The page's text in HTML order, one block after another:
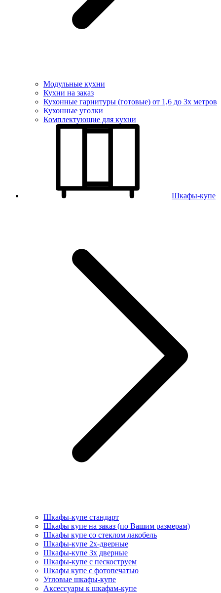
Модульные кухни
Кухни на заказ
Кухонные гарнитуры (готовые) от 1,6 до 3х метров
Кухонные уголки
Комплектующие для кухни
Шкафы-купе
Шкафы-купе стандарт
Шкафы купе на заказ (по Вашим размерам)
Шкафы купе со стеклом лакобель
Шкафы-купе 2х-дверные
Шкафы-купе 3х дверные
Шкафы-купе с пескоструем
Шкафы купе с фотопечатью
Угловые шкафы-купе
Аксессуары к шкафам-купе